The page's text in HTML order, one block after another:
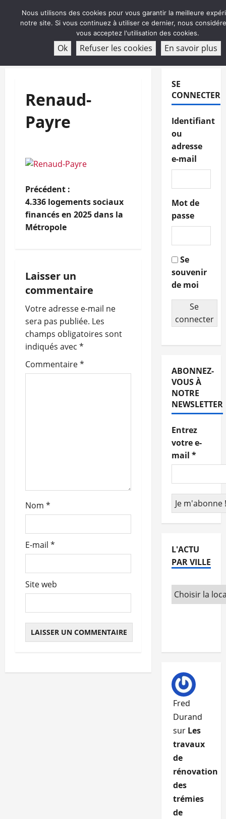
ABONNEMENT
Renaud-
Payre
N
a
v
g
a
t
i
o
t
i
c
l
e
Précédent :
4.336 logements sociaux
financés en 2025 dans la
Métropole
Laisser un
commentaire
Votre adresse e-mail ne
sera pas publiée. Les
champs obligatoires sont
indiqués avec *
Commentaire*
Nom *
E-mail *
Site web
SE
CONNECTER
Identifiant
ou
adresse
e-mail
Mot de
passe
Se
souvenir
de moi
Se
connecter
ABONNEZ-
VOUS À
NOTRE
NEWSLETTER
Entrez
votre e-
mail *
L'ACTU
PAR VILLE
Fred
Durand
sur Les
travaux
de
rénovation
des
trémies
de
Nous utilisons des cookies pour vous garantir la meilleure
notre site. Si vous continuez à utiliser ce dernier, nous
vous acceptez l'utilisation des cookies.
Ok Refuser les cookies En savoir plus